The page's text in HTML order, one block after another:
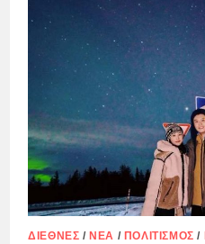
ΔΙΕΘΝΈΣ / ΝΈΑ / ΠΟΛΙΤΙΣΜΌΣ /